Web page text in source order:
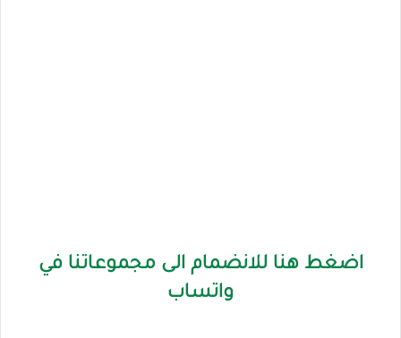
اضغط هنا للانضمام الى مجموعاتنا في
واتساب